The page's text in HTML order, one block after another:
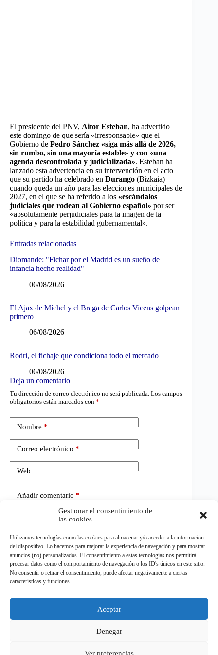
Gestionar el consentimiento de
las cookies
Utilizamos tecnologías como las cookies para almacenar y/o acceder a la información
del dispositivo. Lo hacemos para mejorar la experiencia de navegación y para mostrar
anuncios (no) personalizados. El consentimiento a estas tecnologías nos permitirá
procesar datos como el comportamiento de navegación o los ID's únicos en este sitio.
No consentir o retirar el consentimiento, puede afectar negativamente a ciertas
características y funciones.
Aceptar
Denegar
Ver preferencias
El presidente del PNV, Aitor Esteban, ha advertido
este domingo de que sería «irresponsable» que el
Gobierno de Pedro Sánchez «siga más allá de 2026,
sin rumbo, sin una mayoría estable» y con «una
agenda descontrolada y judicializada». Esteban ha
lanzado esta advertencia en su intervención en el acto
que su partido ha celebrado en Durango (Bizkaia)
cuando queda un año para las elecciones municipales de
2027, en el que se ha referido a los «escándalos
judiciales que rodean al Gobierno español» por ser
«absolutamente perjudiciales para la imagen de la
política y para la estabilidad gubernamental».
Entradas relacionadas
Diomande: "Fichar por el Madrid es un sueño de
infancia hecho realidad"
06/08/2026
El Ajax de Míchel y el Braga de Carlos Vicens golpean
primero
06/08/2026
Rodri, el fichaje que condiciona todo el mercado
06/08/2026
Deja un comentario
Tu dirección de correo electrónico no será publicada. Los campos
obligatorios están marcados con *
Nombre*
Correo electrónico*
Web
Añadir comentario *
Publicar el comentario
Todos los derechos reservados.